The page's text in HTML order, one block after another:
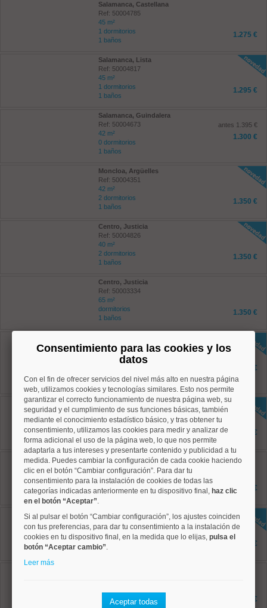
Salamanca, Castellana
Ref: 50004785
45 m²
1 dormitorios
1 baños
1.275 €
Salamanca, Lista
Ref: 50004817
45 m²
1 dormitorios
1 baños
1.295 €
Salamanca, Guindalera
Ref: 50004673
42 m²
0 dormitorios
1 baños
antes 1.395 €
1.300 €
Moncloa, Argüelles
Ref: 50004351
42 m²
2 dormitorios
1 baños
1.350 €
Centro, Justicia
Ref: 50004826
40 m²
2 dormitorios
1 baños
1.350 €
Centro, Justicia
Ref: 50003334
65 m²
dormitorios
1 baños
1.350 €
Histórico de Vallecas
Ref: 50004818
2 baños
1.400 €
Ciudad Lineal, Quintana
Ref: 50004827
70 m²
2 dormitorios
2 baños
1.450 €
Centro, Palacio
Ref: 50004773
80 m²
1 dormitorios
1 baños
1.500 €
Moncloa, Valdezarza
Ref: 50004828
90 m²
2 dormitorios
1 baños
1.550 €
2 baños
1.595 €
Consentimiento para las cookies y los
datos
Con el fin de ofrecer servicios del nivel más alto en nuestra página
web, utilizamos cookies y tecnologías similares. Esto nos permite
garantizar el correcto funcionamiento de nuestra página web, su
seguridad y el cumplimiento de sus funciones básicas, también
mediante el conocimiento estadístico básico, y tras obtener tu
consentimiento, utilizamos las cookies para medir y analizar de
forma adicional el uso de la página web, lo que nos permite
adaptarla a tus intereses y presentarte contenido y publicidad a tu
medida. Puedes cambiar la configuración de cada cookie haciendo
clic en el botón “Cambiar configuración”. Para dar tu
consentimiento para la instalación de cookies de todas las
categorías indicadas anteriormente en tu dispositivo final, haz clic
en el botón “Aceptar”.
Si al pulsar el botón “Cambiar configuración”, los ajustes coinciden
con tus preferencias, para dar tu consentimiento a la instalación de
cookies en tu dispositivo final, en la medida que lo elijas, pulsa el
botón “Aceptar cambio”.
Leer más
Aceptar todas